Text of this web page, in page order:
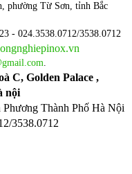
phường Từ Sơn, tỉnh Bắc
- 024.3538.0712/3538.0712
.
C, Golden Palace ,
nội
Thành Phố Hà Nội
3538.0712